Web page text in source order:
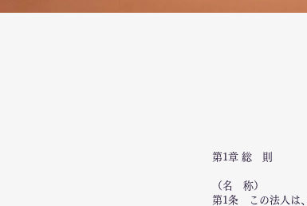
第1章 総 則
（名 称）
第1条 この法人は